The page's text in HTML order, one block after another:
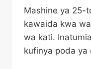
Mashine ya 25-
kawaida kwa
wa kati.
kufinya poda ya